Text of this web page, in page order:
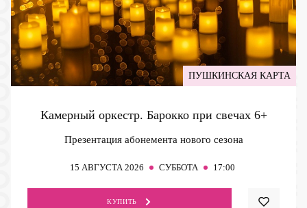
ПУШКИНСКАЯ КАРТА
Камерный оркестр. Барокко при свечах 6+
Презентация абонемента нового сезона
15 АВГУСТА 2026 СУББОТА 17:00
КУПИТЬ